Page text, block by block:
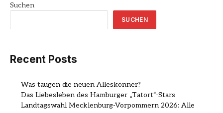
Suchen
SUCHEN
Recent Posts
Was taugen die neuen Alleskönner?
Das Liebesleben des Hamburger „Tatort“-Stars
Landtagswahl Mecklenburg-Vorpommern 2026: Alle